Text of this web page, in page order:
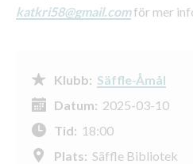
katkri58@gmail.comför mer
Klubb: Säffle-Åmål
Datum: 2025-03-10
Tid: 18:00
Plats: Säffle Bibliotek